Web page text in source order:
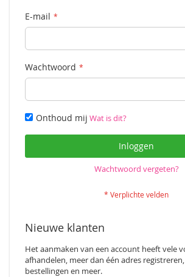
E-mail
Wachtwoord
Onthoud mij Wat is dit?
Inloggen
Wachtwoord vergeten?
Nieuwe klanten
Het aanmaken van een account heeft vele
afhandelen, meer dan één adres
bestellingen en meer.